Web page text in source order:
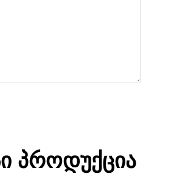
Პროდუქცია